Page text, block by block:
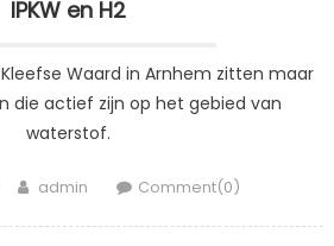
IPKW en H2
Waard in Arnhem zitten maar
die actief zijn op het gebied van
waterstof.
Author
admin Comment(0)